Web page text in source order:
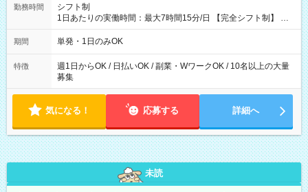
れます！ ※日当支給時振込手数料等は一切ありません。 【試用
期間】試用期間なし
勤務時間
シフト制
1日あたりの実働時間：最大7時間15分/日 【完全シフト制】 例
(1) 8：00~17:00（休憩１h） 例(2) 13:00~16:00（早上がりでも
全額支給！） 例(3) 21:00~5:00（夜勤なら日当1.25倍！！）
期間 単発・1日のみOK
特徴
週1日からOK / 日払いOK / 副業・WワークOK / 10名以上の大量
募集
気になる！ 応募する 詳細へ
未読